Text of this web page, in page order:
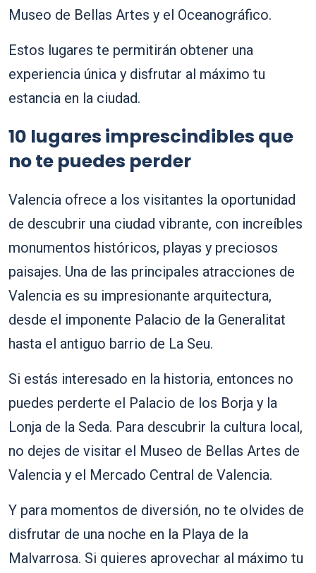
Museo de Bellas Artes y el Oceanográfico.
Estos lugares te permitirán obtener una
experiencia única y disfrutar al máximo tu
estancia en la ciudad.
10 lugares imprescindibles que
no te puedes perder
Valencia ofrece a los visitantes la oportunidad
de descubrir una ciudad vibrante, con increíbles
monumentos históricos, playas y preciosos
paisajes. Una de las principales atracciones de
Valencia es su impresionante arquitectura,
desde el imponente Palacio de la Generalitat
hasta el antiguo barrio de La Seu.
Si estás interesado en la historia, entonces no
puedes perderte el Palacio de los Borja y la
Lonja de la Seda. Para descubrir la cultura local,
no dejes de visitar el Museo de Bellas Artes de
Valencia y el Mercado Central de Valencia.
Y para momentos de diversión, no te olvides de
disfrutar de una noche en la Playa de la
Malvarrosa. Si quieres aprovechar al máximo tu